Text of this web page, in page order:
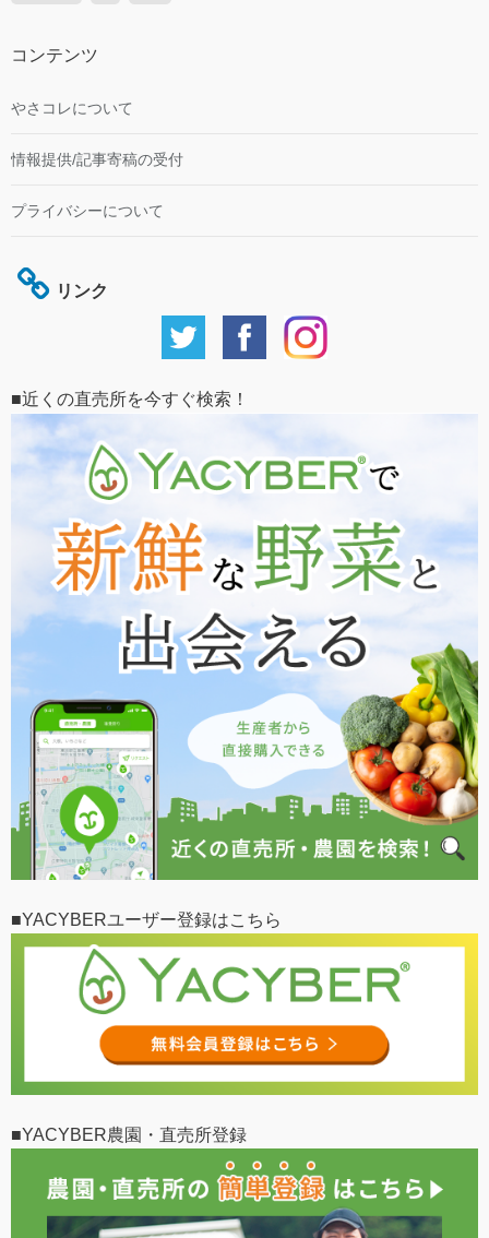
コンテンツ
やさコレについて
情報提供/記事寄稿の受付
プライバシーについて
リンク
■近くの直売所を今すぐ検索！
■YACYBERユーザー登録はこちら
■YACYBER農園・直売所登録